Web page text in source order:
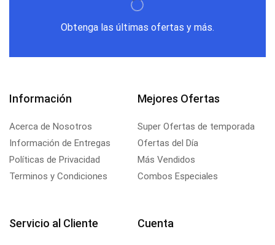
Obtenga las últimas ofertas y más.
Información
Acerca de Nosotros
Información de Entregas
Políticas de Privacidad
Terminos y Condiciones
Mejores Ofertas
Super Ofertas de temporada
Ofertas del Día
Más Vendidos
Combos Especiales
Servicio al Cliente Cuenta